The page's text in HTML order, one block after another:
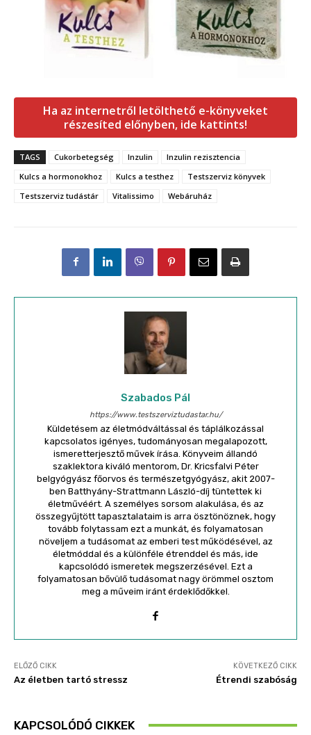
Ha az internetről letölthető e-könyveket
részesíted előnyben, ide kattints!
TAGS Cukorbetegség Inzulin
Inzulin rezisztencia
Kulcs a hormonokhoz
Kulcs a testhez
Testszerviz könyvek
Testszerviz tudástár
Vitalissimo Webáruház
Szabados Pál
https://www.testszerviztudastar.hu/
Küldetésem az életmódváltással és táplálkozással
kapcsolatos igényes, tudományosan megalapozott,
ismeretterjesztő művek írása. Könyveim állandó
szaklektora kiváló mentorom, Dr. Kricsfalvi Péter
belgyógyász főorvos és természetgyógyász, akit 2007-
ben Batthyány-Strattmann László-díj tüntettek ki
életművéért. A személyes sorsom alakulása, és az
összegyűjtött tapasztalataim is arra ösztönöznek, hogy
tovább folytassam ezt a munkát, és folyamatosan
növeljem a tudásomat az emberi test működésével, az
életmóddal és a különféle étrenddel és más, ide
kapcsolódó ismeretek megszerzésével. Ezt a
folyamatosan bővülő tudásomat nagy örömmel osztom
meg a műveim iránt érdeklődőkkel.
ELŐZŐ CIKK
Az életben tartó stressz
KÖVETKEZŐ CIKK
Étrendi szabóság
KAPCSOLÓDÓ CIKKEK